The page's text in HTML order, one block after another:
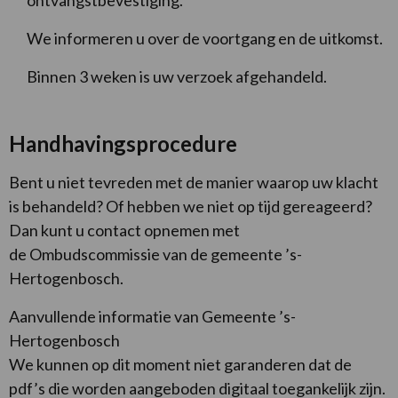
We informeren u over de voortgang en de uitkomst.
Binnen 3 weken is uw verzoek afgehandeld.
Handhavingsprocedure
Bent u niet tevreden met de manier waarop uw klacht
is behandeld? Of hebben we niet op tijd gereageerd?
Dan kunt u contact opnemen met
de Ombudscommissie van de gemeente ’s-
Hertogenbosch.
Aanvullende informatie van Gemeente ’s-
Hertogenbosch
We kunnen op dit moment niet garanderen dat de
pdf’s die worden aangeboden digitaal toegankelijk zijn.